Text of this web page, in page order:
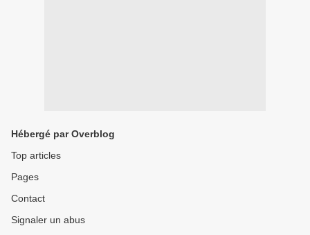
Hébergé par Overblog
Top articles
Pages
Contact
Signaler un abus